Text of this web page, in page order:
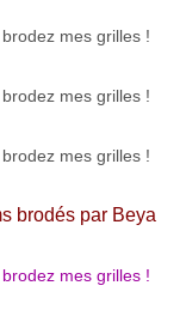
brodés par Beya